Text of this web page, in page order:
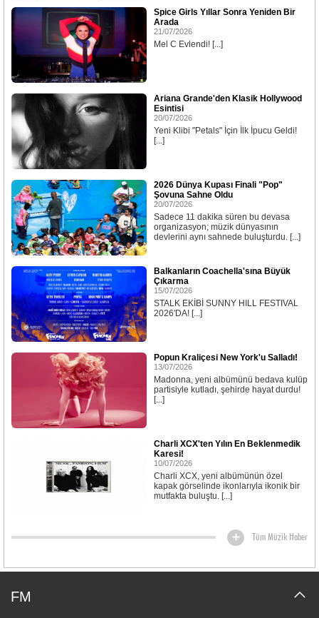
Spice Girls Yıllar Sonra Yeniden Bir
Arada
21/07/2026
Mel C Evlendi! [...]
Ariana Grande'den Klasik Hollywood
Esintisi
20/07/2026
Yeni Klibi "Petals" İçin İlk İpucu Geldi!
[...]
2026 Dünya Kupası Finali "Pop"
Şovuna Sahne Oldu
20/07/2026
Sadece 11 dakika süren bu devasa
organizasyon; müzik dünyasının
devlerini aynı sahnede buluşturdu. [...]
Balkanların Coachella'sına Büyük
Çıkarma
15/07/2026
STALK EKİBİ SUNNY HILL FESTIVAL
2026'DA! [...]
Popun Kraliçesi New York'u Salladı!
13/07/2026
Madonna, yeni albümünü bedava kulüp
partisiyle kutladı, şehirde hayat durdu!
[...]
Charli XCX'ten Yılın En Beklenmedik
Karesi!
10/07/2026
Charli XCX, yeni albümünün özel
kapak görselinde ikonlarıyla ikonik bir
mutfakta buluştu. [...]
Tüm Müzik Haber
FM